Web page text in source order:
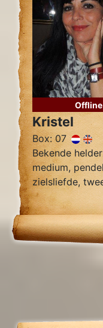
Offline
Kristel
Box: 07
Bekende
medium,
zielsliefde,
contact.